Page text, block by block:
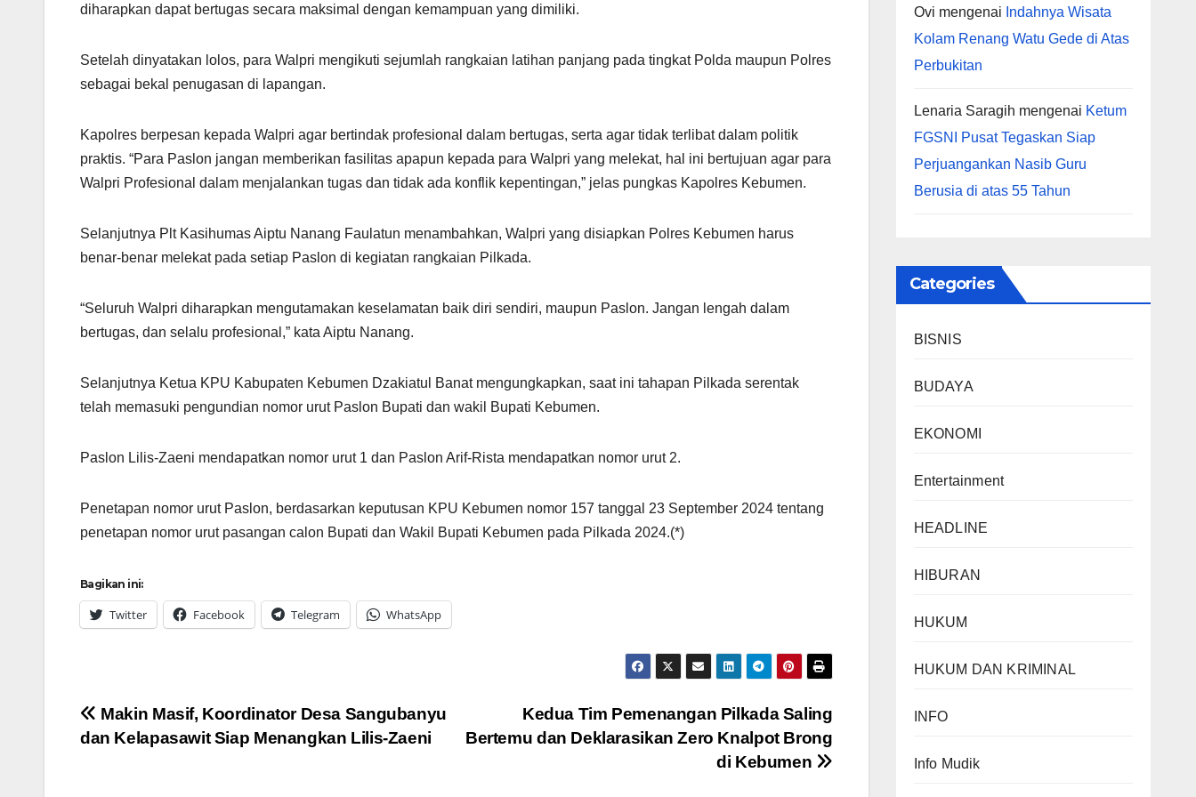
diharapkan dapat bertugas secara maksimal dengan kemampuan yang dimiliki.
Setelah dinyatakan lolos, para Walpri mengikuti sejumlah rangkaian latihan panjang pada tingkat Polda maupun Polres
sebagai bekal penugasan di lapangan.
Kapolres berpesan kepada Walpri agar bertindak profesional dalam bertugas, serta agar tidak terlibat dalam politik
praktis. “Para Paslon jangan memberikan fasilitas apapun kepada para Walpri yang melekat, hal ini bertujuan agar para
Walpri Profesional dalam menjalankan tugas dan tidak ada konflik kepentingan,” jelas pungkas Kapolres Kebumen.
Selanjutnya Plt Kasihumas Aiptu Nanang Faulatun menambahkan, Walpri yang disiapkan Polres Kebumen harus
benar-benar melekat pada setiap Paslon di kegiatan rangkaian Pilkada.
“Seluruh Walpri diharapkan mengutamakan keselamatan baik diri sendiri, maupun Paslon. Jangan lengah dalam
bertugas, dan selalu profesional,” kata Aiptu Nanang.
Selanjutnya Ketua KPU Kabupaten Kebumen Dzakiatul Banat mengungkapkan, saat ini tahapan Pilkada serentak
telah memasuki pengundian nomor urut Paslon Bupati dan wakil Bupati Kebumen.
Paslon Lilis-Zaeni mendapatkan nomor urut 1 dan Paslon Arif-Rista mendapatkan nomor urut 2.
Penetapan nomor urut Paslon, berdasarkan keputusan KPU Kebumen nomor 157 tanggal 23 September 2024 tentang
penetapan nomor urut pasangan calon Bupati dan Wakil Bupati Kebumen pada Pilkada 2024.(*)
Bagikan ini:
Twitter Facebook Telegram WhatsApp
Navigasi
Kedua Tim Pemenangan Pilkada Saling
Bertemu dan Deklarasikan Zero Knalpot Brong
di Kebumen
Makin Masif, Koordinator Desa Sangubanyu
dan Kelapasawit Siap Menangkan Lilis-Zaeni
Ovi mengenai Indahnya Wisata
Kolam Renang Watu Gede di Atas
Perbukitan
Lenaria Saragih mengenai Ketum
FGSNI Pusat Tegaskan Siap
Perjuangankan Nasib Guru
Berusia di atas 55 Tahun
Categories
BISNIS
BUDAYA
EKONOMI
Entertainment
HEADLINE
HIBURAN
HUKUM
HUKUM DAN KRIMINAL
INFO
Info Mudik